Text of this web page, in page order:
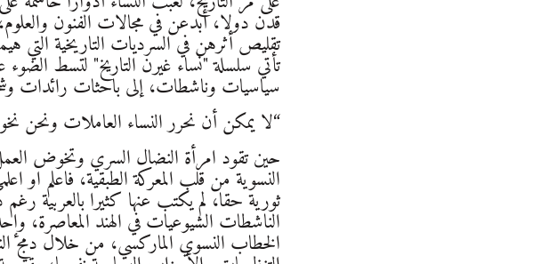
قدن دولا، أبدعن في مجالات الفنون
تقليص أثرهن في السرديات التاريخية التي
تأتي سلسلة "نساء غيرن التاريخ" لتسط
سياسيات وناشطات، إلى باحثات رائدات
“لا يمكن أن نحرر النساء العاملات ونحن
حين تقود امرأة النضال السري وتخوض العمل
النسوية من قلب المعركة الطبقية، فاعلم او
ثورية حقا، لم يكتب عنها كثيرا بالعربية
الناشطات الشيوعيات في الهند المعاصرة،
الخطاب النسوي الماركسي، من خلال دمج